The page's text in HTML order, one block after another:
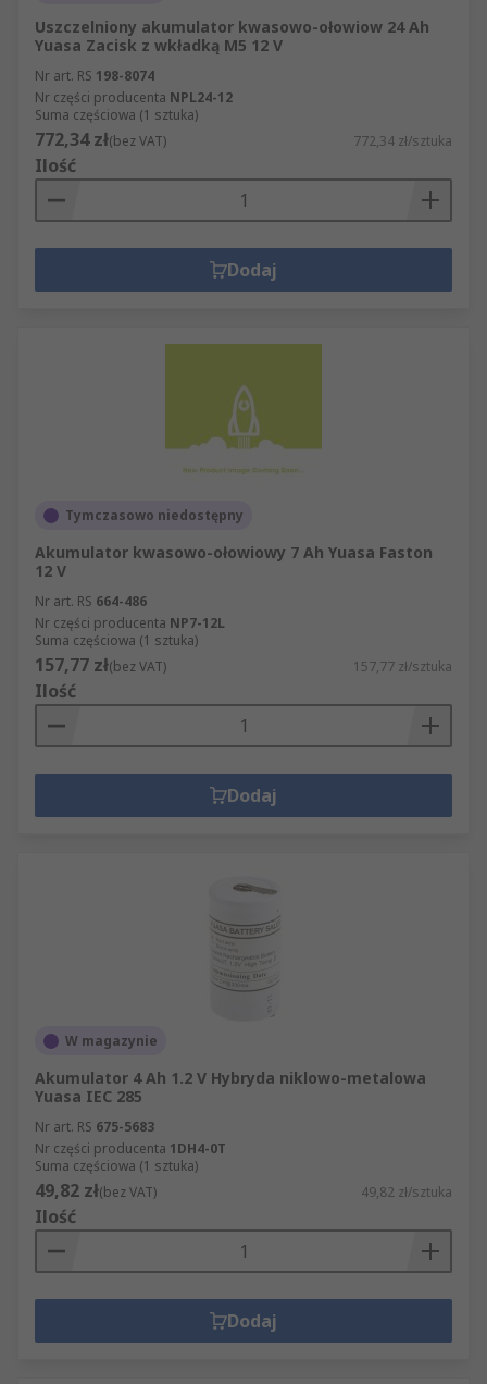
Uszczelniony akumulator kwasowo-ołowiow 24 Ah
Yuasa Zacisk z wkładką M5 12 V
Nr art. RS 198-8074
Nr części producenta NPL24-12
Suma częściowa (1 sztuka)
772,34 zł(bez VAT) 772,34 zł/sztuka
Ilość
Dodaj
Tymczasowo niedostępny
Akumulator kwasowo-ołowiowy 7 Ah Yuasa Faston
12 V
Nr art. RS 664-486
Nr części producenta NP7-12L
Suma częściowa (1 sztuka)
157,77 zł(bez VAT) 157,77 zł/sztuka
Ilość
Dodaj
W magazynie
Akumulator 4 Ah 1.2 V Hybryda niklowo-metalowa
Yuasa IEC 285
Nr art. RS 675-5683
Nr części producenta 1DH4-0T
Suma częściowa (1 sztuka)
49,82 zł(bez VAT) 49,82 zł/sztuka
Ilość
Dodaj